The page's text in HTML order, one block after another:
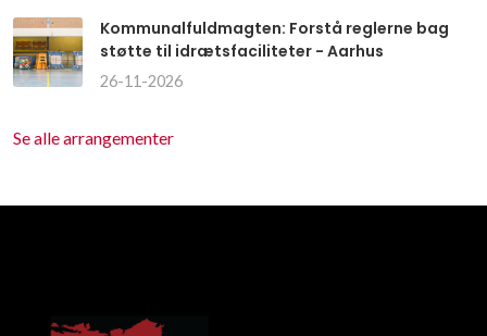
Kommunalfuldmagten: Forstå reglerne bag
støtte til idrætsfaciliteter - Aarhus
26-11-2026
Se alle arrangementer